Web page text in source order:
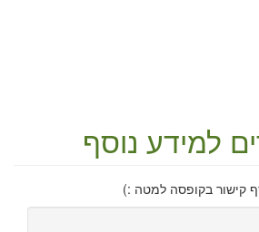
למידע נוסף
קישור בקופסה למטה :)